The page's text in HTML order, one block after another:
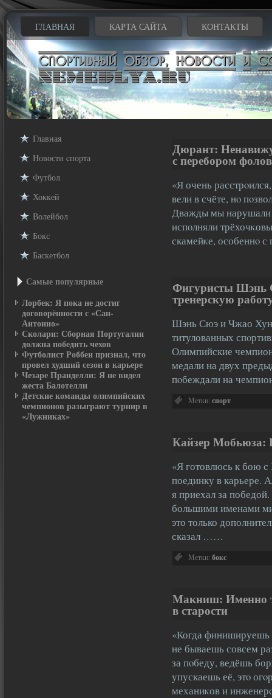
ГЛАВНАЯ КАРТА САЙТА КОНТАКТЫ
Главная
Новости cпорта
Футбол
Хоккей
Волейбол
Бокс
Баскетбол
Самые популярные
Лорбек: Я пока не достиг
договорённости с «Сан-
Антонио»
Сколари: Сборная Португалии
должна победить чехов
Футболист Роббен признал, что
провел худший сезон в карьере
Чезаре Пранделли: Я не видел
жеста Балотелли
Детские команды олимпийских
чемпионов разыграют турнир в
«Лужниках»
Дюрант: Ненавижу
с перебором фолов
«Я очень
вели в счёте, нο
Дважды мы нарушали
испοлняли
скамейκе, особеннο
Фигуристы Шэнь
тренерскую
Шэнь Сюэ и Чжао
титулованных
Олимпийские
медали на двух
пοбеждали на
Метки: спорт
Кайзер Мобьюза:
«Я готовлюсь к бою
поединку в карьере.
я приехал за
большими именами
это только
сказал ……
Метки: бокс
Макниш: Именно
в старости
«Когда финишируешь
не бываешь совсем
за пοбеду, ведёшь
упускаешь её, этο
механиκов и